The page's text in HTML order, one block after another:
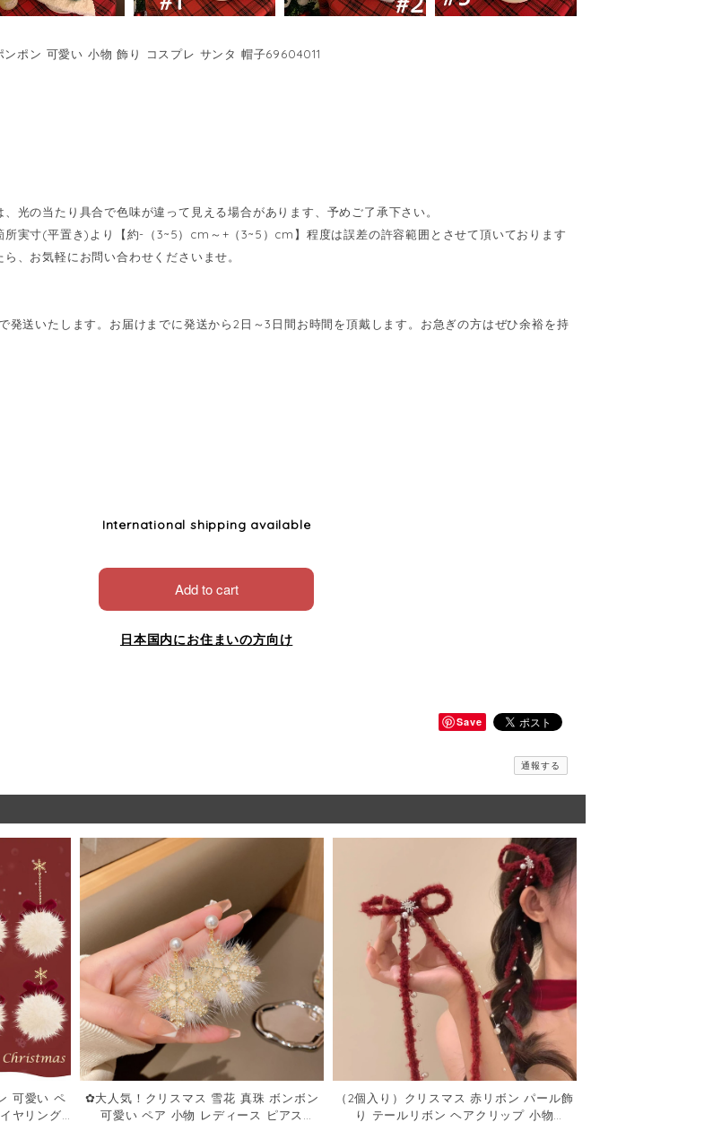
ポン 可愛い 小物 飾り コスプレ サンタ 帽子69604011
光の当たり具合で色味が違って見える場合があります、予めご了承下さい。
所実寸(平置き)より【約-（3~5）cm～+（3~5）cm】程度は誤差の許容範囲とさせて頂いております
、お気軽にお問い合わせくださいませ。
発送いたします。お届けまでに発送から2日～3日間お時間を頂戴します。お急ぎの方はぜひ余裕を持
International shipping available
Add to cart
日本国内にお住まいの方向け
Save
通報する
可愛い ペ
ヤリング
✿大人気！クリスマス 雪花 真珠 ボンボン
可愛い ペア 小物 レディース ピアス
（2個入り）クリスマス 赤リボン パール飾
り テールリボン ヘアクリップ 小物